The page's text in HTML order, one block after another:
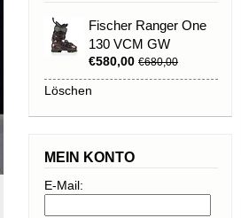
Fischer Ranger One
130 VCM GW
€580,00 €680,00
Löschen
MEIN KONTO
E-Mail: